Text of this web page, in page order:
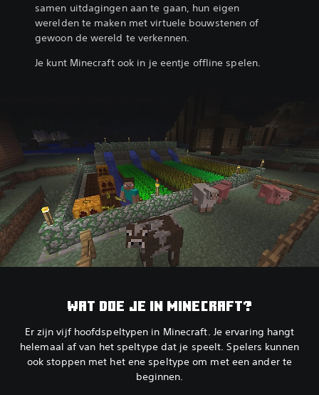
samen uitdagingen aan te gaan, hun eigen
werelden te maken met virtuele bouwstenen of
gewoon de wereld te verkennen.
Je kunt Minecraft ook in je eentje offline spelen.
WAT DOE JE IN MINECRAFT?
Er zijn vijf hoofdspeltypen in Minecraft. Je ervaring hangt
helemaal af van het speltype dat je speelt. Spelers kunnen
ook stoppen met het ene speltype om met een ander te
beginnen.